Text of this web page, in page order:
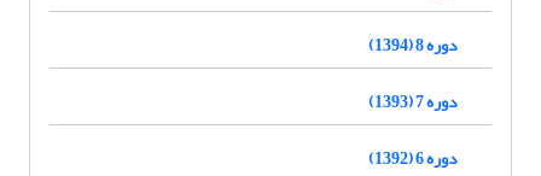
دوره 8 (1394)
دوره 7 (1393)
دوره 6 (1392)